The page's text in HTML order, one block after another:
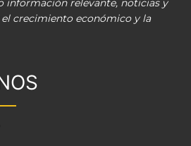
información relevante, noticias y
crecimiento económico y la